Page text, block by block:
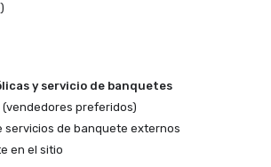
y servicio de banquetes
preferidos)
servicios de banquete externos
en el sitio